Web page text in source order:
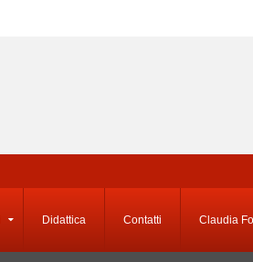
Didattica Contatti Claudia